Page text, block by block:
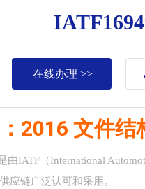
在线办理 >>
2016 文件结
IATF（International
应链广泛认可和采用。